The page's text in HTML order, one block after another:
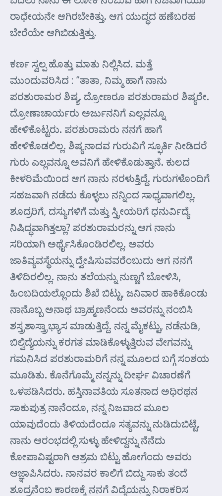
ರಾಧೇಯನೇ ಆಗಿರಬೇಕಿತ್ತು. ಆಗ ಯುದ್ಧದ ಹಣೆಬರಹ
ಬೇರೆಯೇ ಆಗಿಬಿಡುತ್ತಿತ್ತು.
ಕರ್ಣ ಸ್ವಲ್ಪ ಹೊತ್ತು ಮಾತು ನಿಲ್ಲಿಸಿದ. ಮತ್ತೆ
ಮುಂದುವರಿಸಿದ : “ತಾತಾ, ನಿಮ್ಮ ಹಾಗೆ ನಾನು
ಪರಶುರಾಮರ ಶಿಷ್ಯ. ದ್ರೋಣರೂ ಪರಶುರಾಮರ ಶಿಷ್ಯರೇ.
ದ್ರೋಣಾಚಾರ್ಯರು ಅರ್ಜುನನಿಗೆ ಎಲ್ಲವನ್ನೂ
ಹೇಳಿಕೊಟ್ಟರು. ಪರಶುರಾಮರು ನನಗೆ ಹಾಗೆ
ಹೇಳಿಕೊಡಲಿಲ್ಲ. ಶಿಷ್ಯನಾದವ ಗುರುವಿಗೆ ಸ್ಫೂರ್ತಿ ನೀಡಿದರೆ
ಗುರು ಎಲ್ಲವನ್ನೂ ಅವನಿಗೆ ಹೇಳಿಕೊಡುತ್ತಾನೆ. ಕುಲದ
ಕೀಳರಿಮೆಯಿಂದ ಆಗ ನಾನು ನರಳುತ್ತಿದ್ದೆ. ಗುರುಗಳೊಂದಿಗೆ
ಸಹಜವಾಗಿ ನಡೆದು ಕೊಳ್ಳಲು ನನ್ನಿಂದ ಸಾಧ್ಯವಾಗಲಿಲ್ಲ.
ಶೂದ್ರರಿಗೆ, ದಸ್ಯುಗಳಿಗೆ ಮತ್ತು ಸ್ತ್ರೀಯರಿಗೆ ಧನುರ್ವಿದ್ಯೆ
ನಿಷಿದ್ಧವಾಗಿತ್ತಲ್ಲಾ? ಪರಶುರಾಮರನ್ನು ಆಗ ನಾನು
ಸರಿಯಾಗಿ ಅರ್ಥೈಸಿಕೊಂಡಿರಲಿಲ್ಲ. ಅವರು
ಜಾತಿವ್ಯವಸ್ಥೆಯನ್ನು ದ್ವೇಷಿಸುವವರೆಂಬುದು ಆಗ ನನಗೆ
ತಿಳಿದಿರಲಿಲ್ಲ. ನಾನು ತಲೆಯನ್ನು ನುಣ್ಣಗೆ ಬೋಳಿಸಿ,
ಹಿಂಬದಿಯಲ್ಲೊಂದು ಶಿಖೆ ಬಿಟ್ಟು, ಜನಿವಾರ ಹಾಕಿಕೊಂಡು
ನಾನೊಬ್ಬ ಅನಾಥ ಬ್ರಾಹ್ಮಣನೆಂದು ಅವರನ್ನು ನಂಬಿಸಿ
ಶಸ್ತ್ರಶಾಸ್ತ್ರಾಭ್ಯಾಸ ಮಾಡುತ್ತಿದ್ದೆ. ನನ್ನ ಮೈಕಟ್ಟು, ನಡೆನುಡಿ,
ಬಿಲ್ವಿದ್ಯೆಯನ್ನು ಕರಗತ ಮಾಡಿಕೊಳ್ಳುತ್ತಿರುವ ವೇಗವನ್ನು
ಗಮನಿಸಿದ ಪರಶುರಾಮರಿಗೆ ನನ್ನ ಮೂಲದ ಬಗ್ಗೆ ಸಂಶಯ
ಮೂಡಿತು. ಕೊನೆಗೊಮ್ಮೆ ನನ್ನನ್ನು ದೀರ್ಘ ವಿಚಾರಣೆಗೆ
ಒಳಪಡಿಸಿದರು. ಹಸ್ತಿನಾವತಿಯ ಸೂತನಾದ ಅಧಿರಥನ
ಸಾಕುಪುತ್ರ ನಾನೆಂದೂ, ನನ್ನ ನಿಜವಾದ ಮೂಲ
ಯಾವುದೆಂದು ತಿಳಿಯದೆಂದೂ ಸತ್ಯವನ್ನು ನುಡಿದುಬಿಟ್ಟೆ.
ನಾನು ಆರಂಭದಲ್ಲಿ ಸುಳ್ಳು ಹೇಳಿದ್ದನ್ನು ನೆನೆದು
ಕೋಪಾವಿಷ್ಟರಾಗಿ ಆಶ್ರಮ ಬಿಟ್ಟು ಹೋಗೆಂದು ಅವರು
ಆಜ್ಞಾಪಿಸಿದರು. ನಾನವರ ಕಾಲಿಗೆ ಬಿದ್ದು ಸಾಕು ತಂದೆ
ಶೂದ್ರನೆಂಬ ಕಾರಣಕ್ಕೆ ನನಗೆ ವಿದ್ಯೆಯನ್ನು ನಿರಾಕರಿಸ